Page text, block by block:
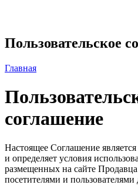
Пользовательское
Главная
соглашение
Настоящее Соглашение
и определяет условия
размещенных на сайте
посетителями и пользователями